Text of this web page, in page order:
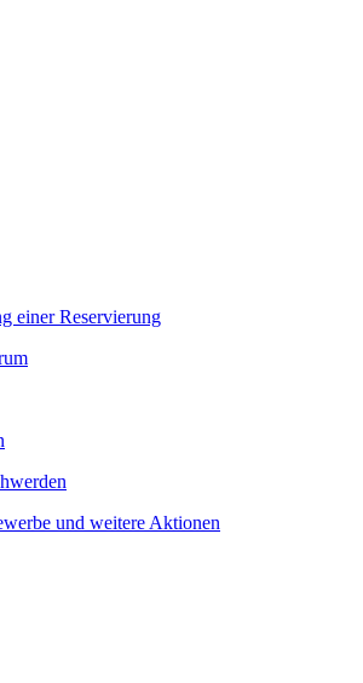
einer Reservierung
und weitere Aktionen